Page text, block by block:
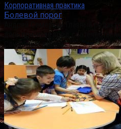
Корпоративная практика
Болевой порог
Андрей Семеркин Главный
день причиняя вред
Случайные записи